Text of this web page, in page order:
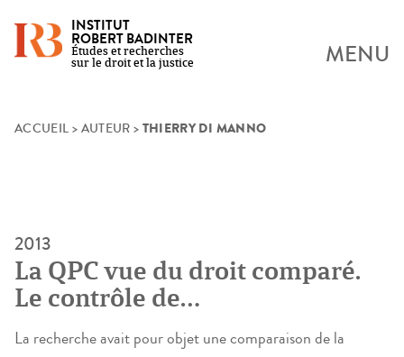
Skip
INSTITUT
ROBERT BADINTER
Études et recherches
sur le droit et la justice
MENU
ACCUEIL > AUTEUR > THIERRY DI MANNO
2013
La QPC vue du droit comparé.
Le contrôle de
constitutionnalité sur renvoi du
La recherche avait pour objet une comparaison de la